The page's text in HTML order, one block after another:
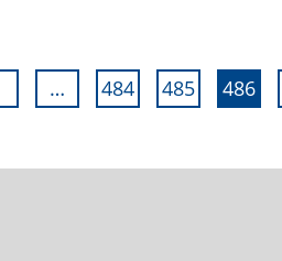
… 484 485 486